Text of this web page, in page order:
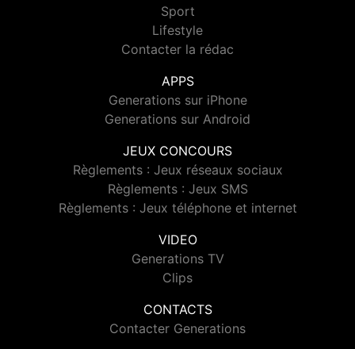
Sport
Lifestyle
Contacter la rédac
APPS
Generations sur iPhone
Generations sur Android
JEUX CONCOURS
Règlements : Jeux réseaux sociaux
Règlements : Jeux SMS
Règlements : Jeux téléphone et internet
VIDEO
Generations TV
Clips
CONTACTS
Contacter Generations